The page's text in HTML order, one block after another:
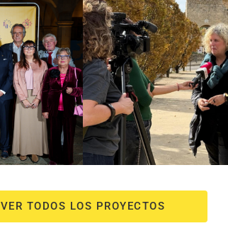
de
Brots
Campañas culturales
comunicación y PR
digital y
VER TODOS LOS PROYECTOS